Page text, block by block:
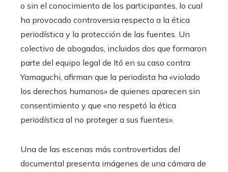
o sin el conocimiento de los participantes, lo cual
ha provocado controversia respecto a la ética
periodística y la protección de las fuentes. Un
colectivo de abogados, incluidos dos que formaron
parte del equipo legal de Itō en su caso contra
Yamaguchi, afirman que la periodista ha «violado
los derechos humanos» de quienes aparecen sin
consentimiento y que «no respetó la ética
periodística al no proteger a sus fuentes».
Una de las escenas más controvertidas del
documental presenta imágenes de una cámara de